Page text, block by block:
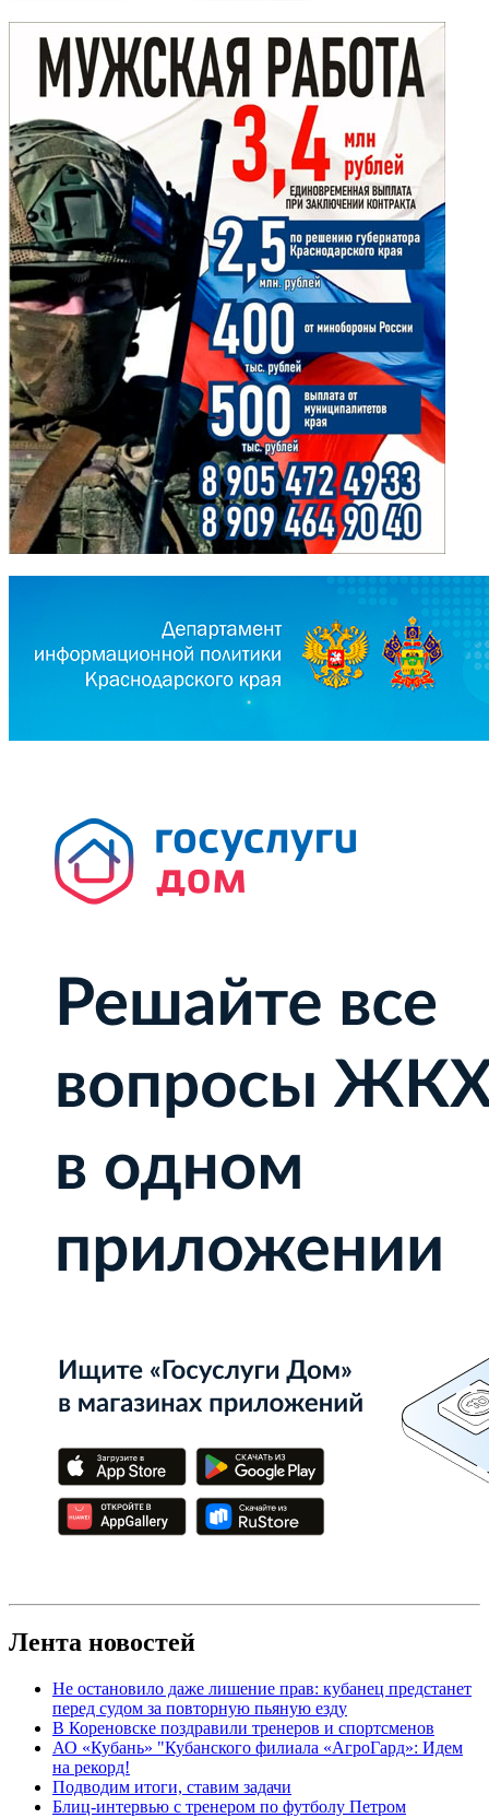
Лента новостей
Не остановило даже лишение прав: кубанец предстанет
перед судом за повторную пьяную езду
В Кореновске поздравили тренеров и спортсменов
АО «Кубань» "Кубанского филиала «АгроГард»: Идем
на рекорд!
Подводим итоги, ставим задачи
Блиц-интервью с тренером по футболу Петром